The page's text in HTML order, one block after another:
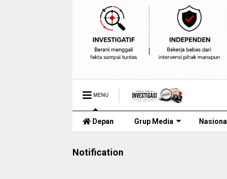
MENU
Depan Grup Media Nasional
Notification